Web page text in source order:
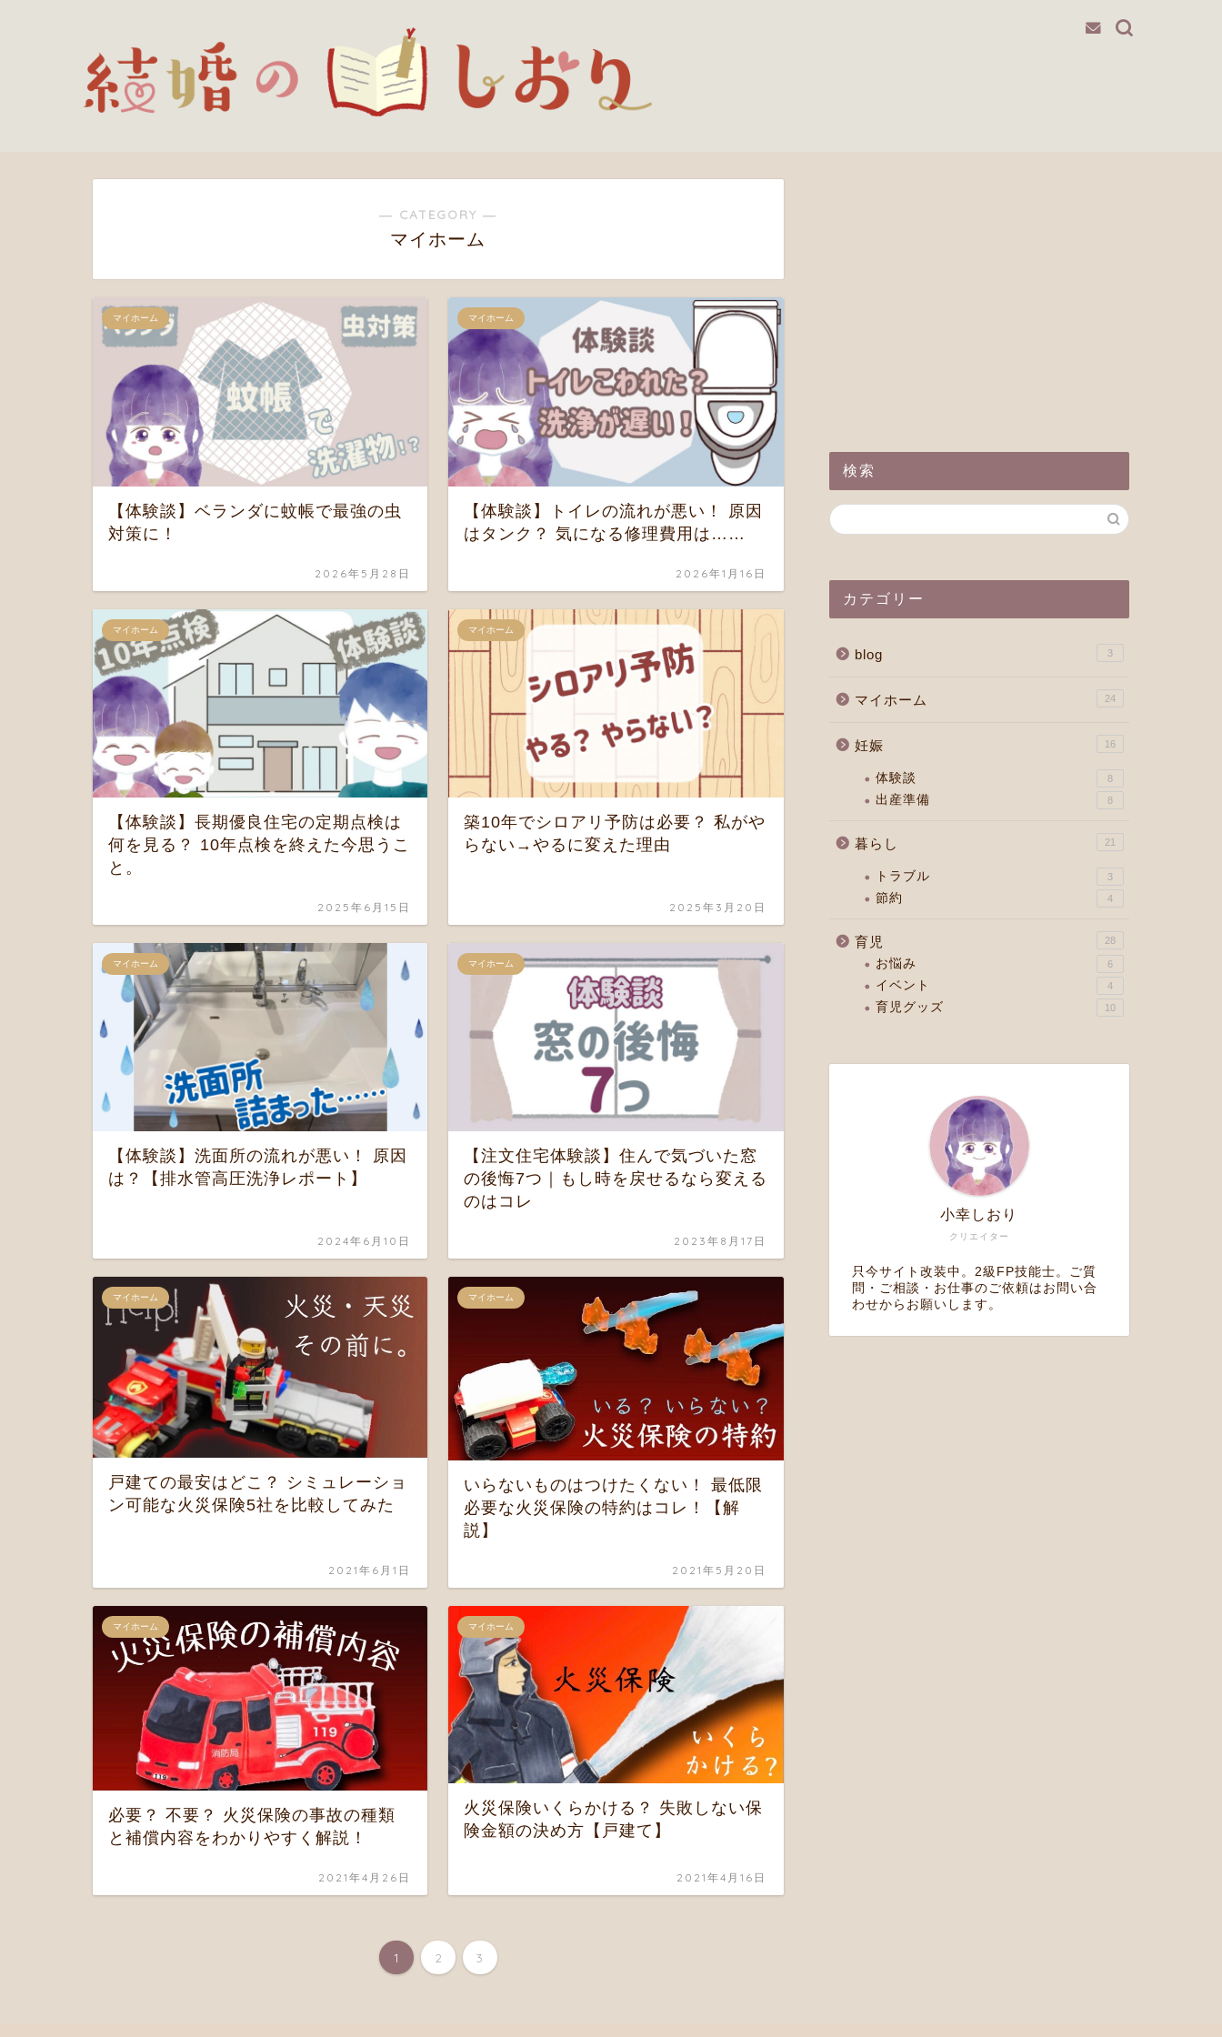
― CATEGORY ―
マイホーム
マイホーム
【体験談】ベランダに蚊帳で最強の虫
対策に！
2026年5月28日
マイホーム
【体験談】トイレの流れが悪い！ 原因
はタンク？ 気になる修理費用は……
2026年1月16日
マイホーム
【体験談】長期優良住宅の定期点検は
何を見る？ 10年点検を終えた今思うこ
と。
2025年6月15日
マイホーム
築10年でシロアリ予防は必要？ 私がや
らない→やるに変えた理由
2025年3月20日
マイホーム
【体験談】洗面所の流れが悪い！ 原因
は？【排水管高圧洗浄レポート】
2024年6月10日
マイホーム
【注文住宅体験談】住んで気づいた窓
の後悔7つ｜もし時を戻せるなら変える
のはコレ
2023年8月17日
マイホーム
戸建ての最安はどこ？ シミュレーショ
ン可能な火災保険5社を比較してみた
2021年6月1日
マイホーム
いらないものはつけたくない！ 最低限
必要な火災保険の特約はコレ！【解
説】
2021年5月20日
マイホーム
必要？ 不要？ 火災保険の事故の種類
と補償内容をわかりやすく解説！
2021年4月26日
マイホーム
火災保険いくらかける？ 失敗しない保
険金額の決め方【戸建て】
2021年4月16日
1 2 3
検索
カテゴリー
blog 3
マイホーム 24
妊娠 16
体験談 8
出産準備 8
暮らし 21
トラブル 3
節約 4
育児 28
お悩み 6
イベント 4
育児グッズ 10
クリエイター
小幸しおり
只今サイト改装中。2級FP技能士。ご質
問・ご相談・お仕事のご依頼はお問い合
わせからお願いします。